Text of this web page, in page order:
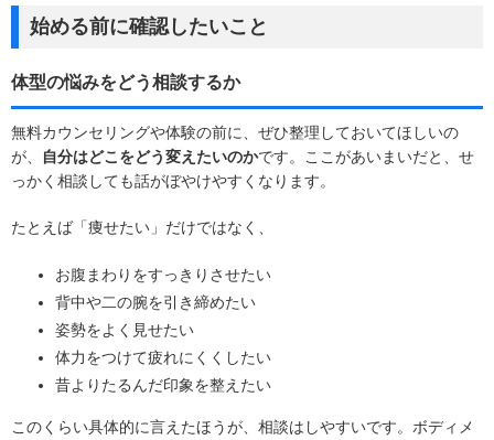
始める前に確認したいこと
体型の悩みをどう相談するか
無料カウンセリングや体験の前に、ぜひ整理しておいてほしいの
が、
自分はどこをどう変えたいのかです。ここがあいまいだと、せ
っかく相談しても話がぼやけやすくなります。
たとえば「痩せたい」だけではなく、
お腹まわりをすっきりさせたい
背中や二の腕を引き締めたい
姿勢をよく見せたい
体力をつけて疲れにくくしたい
昔よりたるんだ印象を整えたい
このくらい具体的に言えたほうが、相談はしやすいです。ボディメ